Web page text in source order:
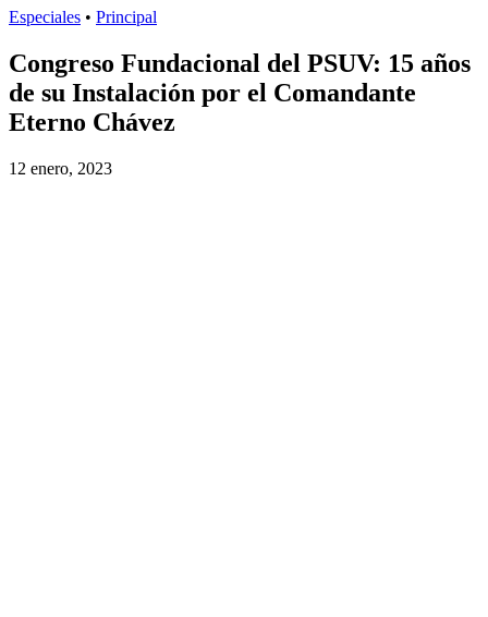
Especiales • Principal
Congreso Fundacional del PSUV: 15 años
de su Instalación por el Comandante
Eterno Chávez
12 enero, 2023